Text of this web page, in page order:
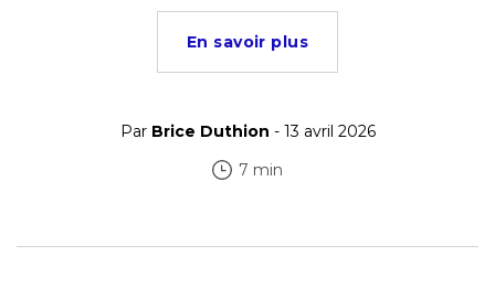
En savoir plus
Par Brice Duthion - 13 avril 2026
7 min